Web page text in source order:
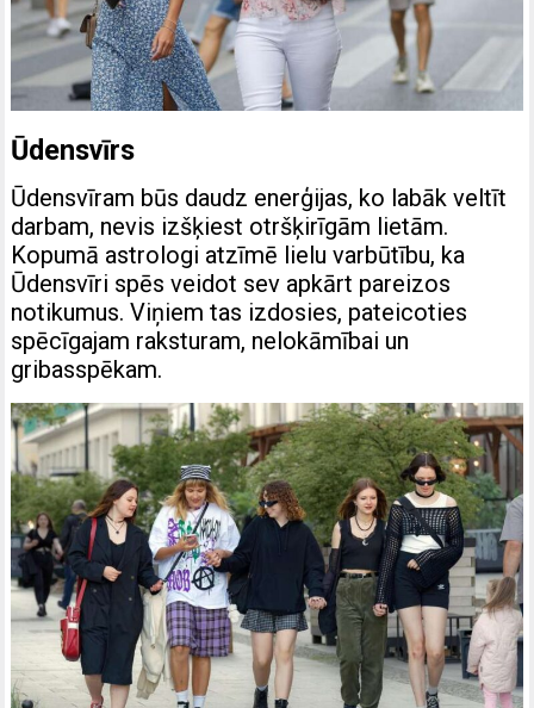
Ūdensvīrs
Ūdensvīram būs daudz enerģijas, ko labāk veltīt
darbam, nevis izšķiest otršķirīgām lietām.
Kopumā astrologi atzīmē lielu varbūtību, ka
Ūdensvīri spēs veidot sev apkārt pareizos
notikumus. Viņiem tas izdosies, pateicoties
spēcīgajam raksturam, nelokāmībai un
gribasspēkam.